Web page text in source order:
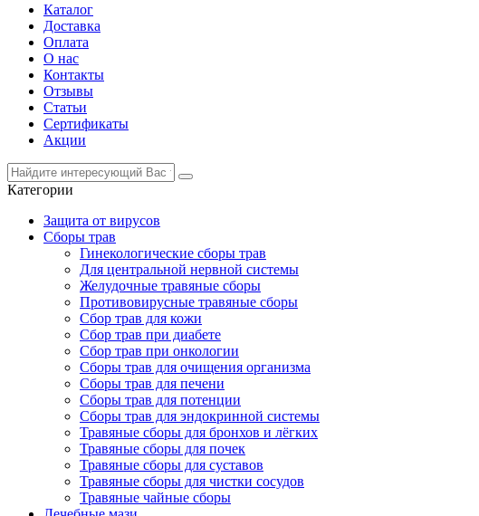
Каталог
Доставка
Оплата
О нас
Контакты
Отзывы
Статьи
Сертификаты
Акции
Категории
Защита от вирусов
Сборы трав
Гинекологические сборы трав
Для центральной нервной системы
Желудочные травяные сборы
Противовирусные травяные сборы
Сбор трав для кожи
Сбор трав при диабете
Сбор трав при онкологии
Сборы трав для очищения организма
Сборы трав для печени
Сборы трав для потенции
Сборы трав для эндокринной системы
Травяные сборы для бронхов и лёгких
Травяные сборы для почек
Травяные сборы для суставов
Травяные сборы для чистки сосудов
Травяные чайные сборы